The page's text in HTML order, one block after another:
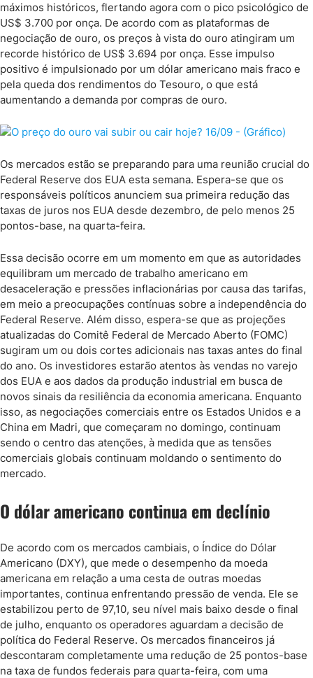
máximos históricos, flertando agora com o pico psicológico de
US$ 3.700 por onça. De acordo com as plataformas de
negociação de ouro, os preços à vista do ouro atingiram um
recorde histórico de US$ 3.694 por onça. Esse impulso
positivo é impulsionado por um dólar americano mais fraco e
pela queda dos rendimentos do Tesouro, o que está
aumentando a demanda por compras de ouro.
Os mercados estão se preparando para uma reunião crucial do
Federal Reserve dos EUA esta semana. Espera-se que os
responsáveis políticos anunciem sua primeira redução das
taxas de juros nos EUA desde dezembro, de pelo menos 25
pontos-base, na quarta-feira.
Essa decisão ocorre em um momento em que as autoridades
equilibram um mercado de trabalho americano em
desaceleração e pressões inflacionárias por causa das tarifas,
em meio a preocupações contínuas sobre a independência do
Federal Reserve. Além disso, espera-se que as projeções
atualizadas do Comitê Federal de Mercado Aberto (FOMC)
sugiram um ou dois cortes adicionais nas taxas antes do final
do ano. Os investidores estarão atentos às vendas no varejo
dos EUA e aos dados da produção industrial em busca de
novos sinais da resiliência da economia americana. Enquanto
isso, as negociações comerciais entre os Estados Unidos e a
China em Madri, que começaram no domingo, continuam
sendo o centro das atenções, à medida que as tensões
comerciais globais continuam moldando o sentimento do
mercado.
O dólar americano continua em declínio
De acordo com os mercados cambiais, o Índice do Dólar
Americano (DXY), que mede o desempenho da moeda
americana em relação a uma cesta de outras moedas
importantes, continua enfrentando pressão de venda. Ele se
estabilizou perto de 97,10, seu nível mais baixo desde o final
de julho, enquanto os operadores aguardam a decisão de
política do Federal Reserve. Os mercados financeiros já
descontaram completamente uma redução de 25 pontos-base
na taxa de fundos federais para quarta-feira, com uma